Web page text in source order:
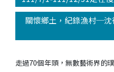
關懷鄉土，紀錄漁村─
走過70個年頭，無數藝術界的